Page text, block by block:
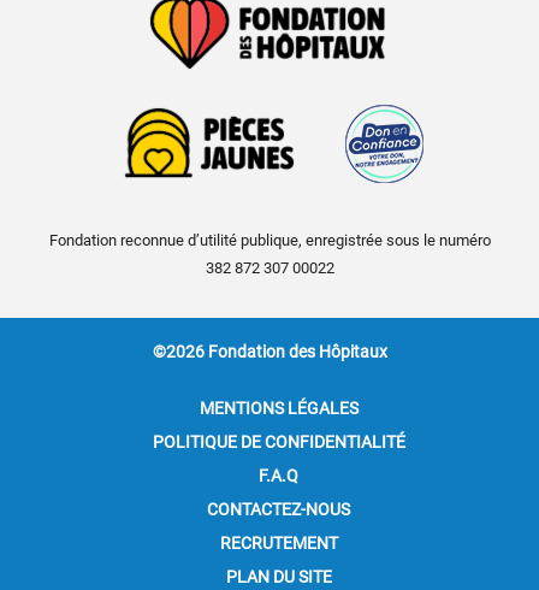
Fondation reconnue d’utilité publique, enregistrée sous le numéro
382 872 307 00022
©2026 Fondation des Hôpitaux
MENTIONS LÉGALES
POLITIQUE DE CONFIDENTIALITÉ
F.A.Q
CONTACTEZ-NOUS
RECRUTEMENT
PLAN DU SITE